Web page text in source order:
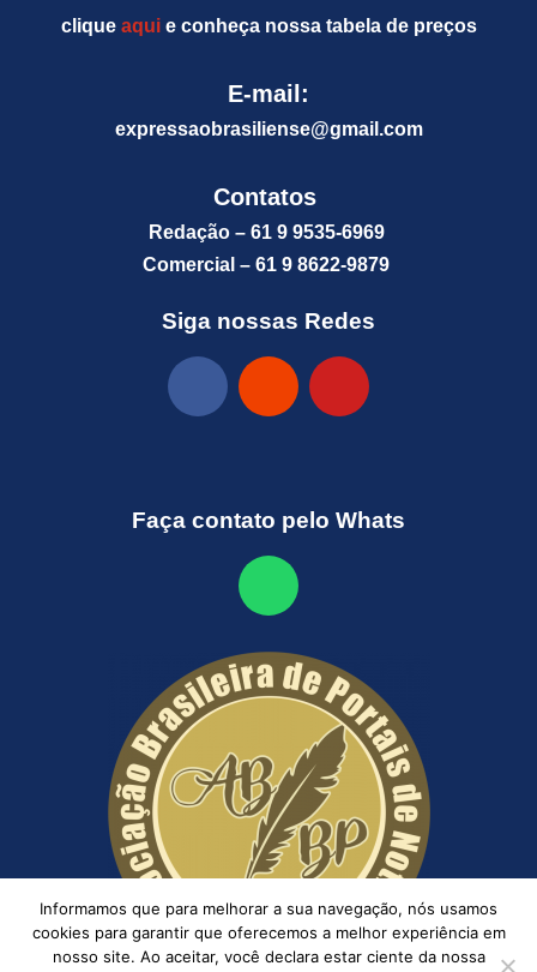
clique aquie conheça nossa tabela de preços
E-mail:
expressaobrasiliense@gmail.com
Contatos
Redação – 61 9 9535-6969
Comercial – 61 9 8622-9879
Siga nossas Redes
Faça contato pelo Whats
Informamos que para melhorar a sua navegação, nós usamos
cookies para garantir que oferecemos a melhor experiência em
nosso site. Ao aceitar, você declara estar ciente da nossa